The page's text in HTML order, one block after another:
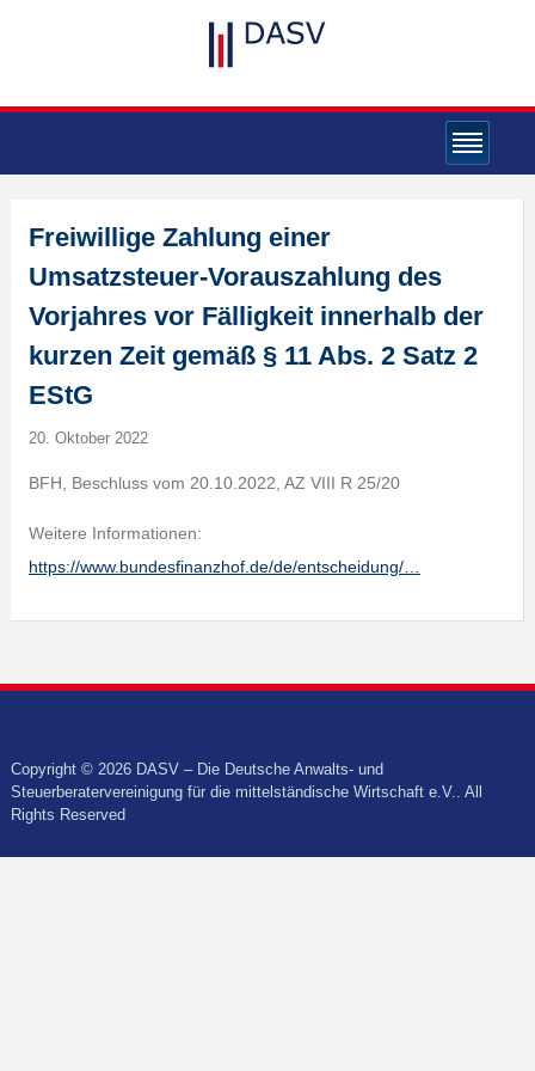
Freiwillige Zahlung einer
Umsatzsteuer-Vorauszahlung des
Vorjahres vor Fälligkeit innerhalb der
kurzen Zeit gemäß § 11 Abs. 2 Satz 2
EStG
20. Oktober 2022
BFH, Beschluss vom 20.10.2022, AZ VIII R 25/20
Weitere Informationen:
https://www.bundesfinanzhof.de/de/entscheidung/…
Copyright © 2026 DASV – Die Deutsche Anwalts- und
Steuerberatervereinigung für die mittelständische Wirtschaft e.V.. All
Rights Reserved